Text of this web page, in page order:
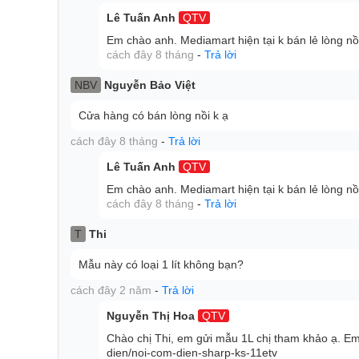
Nồi cơm điện tử Sharp 1.8 lít KS-COM180EV-GY
dụng đi kèm màn hình hiển thị LCD cho bạn tiện
nhu cầu sử dụng: hẹn giờ nấu, cài đặt chức năng
Lê Tuấn Anh
QTV
Em chào anh. Mediamart hiện tại k bán lẻ lòng
cách đây 8 tháng - Trả lời
NBV Nguyễn Bảo Việt
Cửa hàng có bán lòng nồi k ạ
cách đây 8 tháng - Trả lời
Lê Tuấn Anh
QTV
Em chào anh. Mediamart hiện tại k bán lẻ lòng
cách đây 8 tháng - Trả lời
T Thi
Mẫu này có loại 1 lít không bạn?
cách đây 2 năm - Trả lời
Nguyễn Thị Hoa QTV
Chào chị Thi, em gửi mẫu 1L chị tham khảo ạ.
dien/noi-com-dien-sharp-ks-11etv